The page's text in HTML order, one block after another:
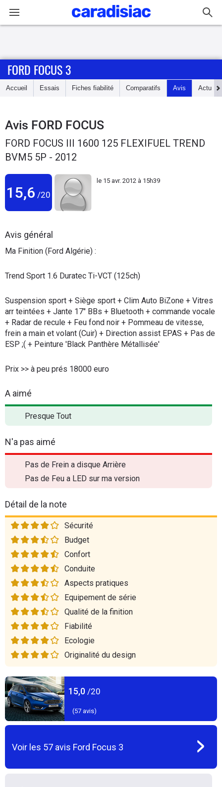
Accueil
Essais
Guide
d'achat
Utilitaires
Flottes
Services
Forum
Moto
Marques
FORD FOCUS 3
Accueil Essais Fiches fiabilité Comparatifs Avis Actu
Avis FORD FOCUS
FORD FOCUS III 1600 125 FLEXIFUEL TREND
BVM5 5P - 2012
15,6 /20
le 15 avr. 2012 à 15h39
Avis général
Ma Finition (Ford Algérie) :
Trend Sport 1.6 Duratec Ti-VCT (125ch)
Suspension sport + Siège sport + Clim Auto BiZone + Vitres
arr teintées + Jante 17" BBs + Bluetooth + commande vocale
+ Radar de recule + Feu fond noir + Pommeau de vitesse,
frein a main et volant (Cuir) + Direction assist EPAS + Pas de
ESP ;( + Peinture 'Black Panthère Métallisée'
Prix >> à peu prés 18000 euro
A aimé
Presque Tout
N'a pas aimé
Pas de Frein a disque Arrière
Pas de Feu a LED sur ma version
Détail de la note
Sécurité
Budget
Confort
Conduite
Aspects pratiques
Equipement de série
Qualité de la finition
Fiabilité
Ecologie
Originalité du design
15,0 /20
(57 avis)
Voir les 57 avis Ford Focus 3